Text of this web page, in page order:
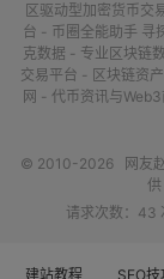
区驱动型加密货币交
台 - 币圈全能助手 寻
克数据 - 专业区块链
交易平台 - 区块链资
网 - 代币资讯与
© 2010-2026 网友
供
请求次数：43
建站教程 SEO